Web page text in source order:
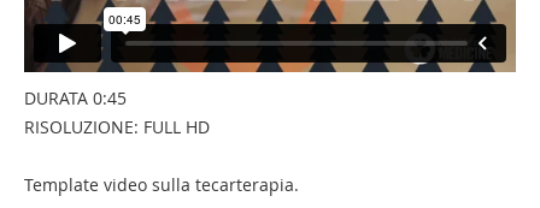
DURATA 0:45
RISOLUZIONE: FULL HD
Template video sulla tecarterapia.